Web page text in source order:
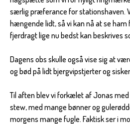
særlig præferance for stationshaven.
hængende lidt, så vi kan nå at se
fjerdragt lige nu bedst kan beskrives
Dagens obs skulle også vise sig at
og bød på lidt bjergvipstjerter og
Til aften blev vi forkælet af Jonas
stew, med mange bønner og
morgens mange fugle. Faktisk ser i